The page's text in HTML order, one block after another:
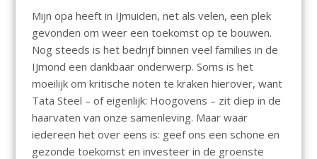
Mijn opa heeft in IJmuiden, net als velen, een plek
gevonden om weer een toekomst op te bouwen.
Nog steeds is het bedrijf binnen veel families in de
IJmond een dankbaar onderwerp. Soms is het
moeilijk om kritische noten te kraken hierover, want
Tata Steel – of eigenlijk: Hoogovens – zit diep in de
haarvaten van onze samenleving. Maar waar
iedereen het over eens is: geef ons een schone en
gezonde toekomst en investeer in de groenste